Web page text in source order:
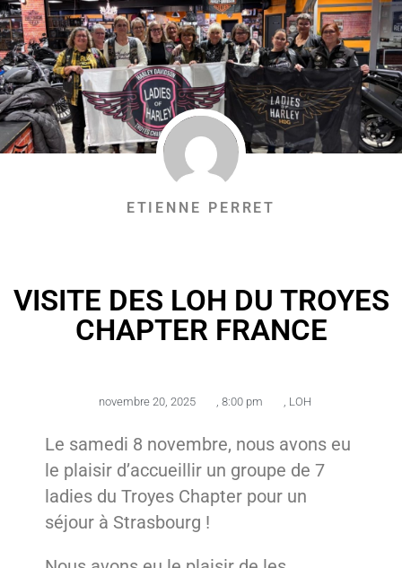
ETIENNE PERRET
VISITE DES LOH DU TROYES
CHAPTER FRANCE
novembre 20, 2025 8:00 pm LOH
Le samedi 8 novembre, nous avons eu
le plaisir d’accueillir un groupe de 7
ladies du Troyes Chapter pour un
séjour à Strasbourg !